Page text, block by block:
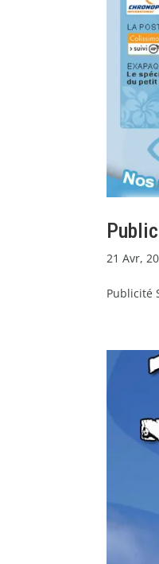
21 Avr,
Publicité